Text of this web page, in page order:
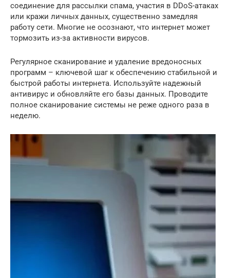
соединение для рассылки спама, участия в DDoS-атаках
или кражи личных данных, существенно замедляя
работу сети. Многие не осознают, что интернет может
тормозить из-за активности вирусов.
Регулярное сканирование и удаление вредоносных
программ – ключевой шаг к обеспечению стабильной и
быстрой работы интернета. Используйте надежный
антивирус и обновляйте его базы данных. Проводите
полное сканирование системы не реже одного раза в
неделю.